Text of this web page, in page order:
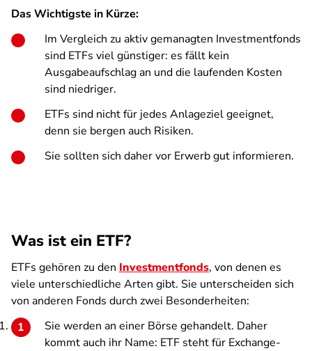
Das Wichtigste in Kürze:
Im Vergleich zu aktiv gemanagten Investmentfonds
sind ETFs viel günstiger: es fällt kein
Ausgabeaufschlag an und die laufenden Kosten
sind niedriger.
ETFs sind nicht für jedes Anlageziel geeignet,
denn sie bergen auch Risiken.
Sie sollten sich daher vor Erwerb gut informieren.
Was ist ein ETF?
ETFs gehören zu den Investmentfonds, von denen es
viele unterschiedliche Arten gibt. Sie unterscheiden sich
von anderen Fonds durch zwei Besonderheiten:
Sie werden an einer Börse gehandelt. Daher
kommt auch ihr Name: ETF steht für Exchange-